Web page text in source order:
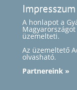
Impresszum
A honlapot a
üzemelteti.
Az üzemeltető
olvasható.
Partnereink »